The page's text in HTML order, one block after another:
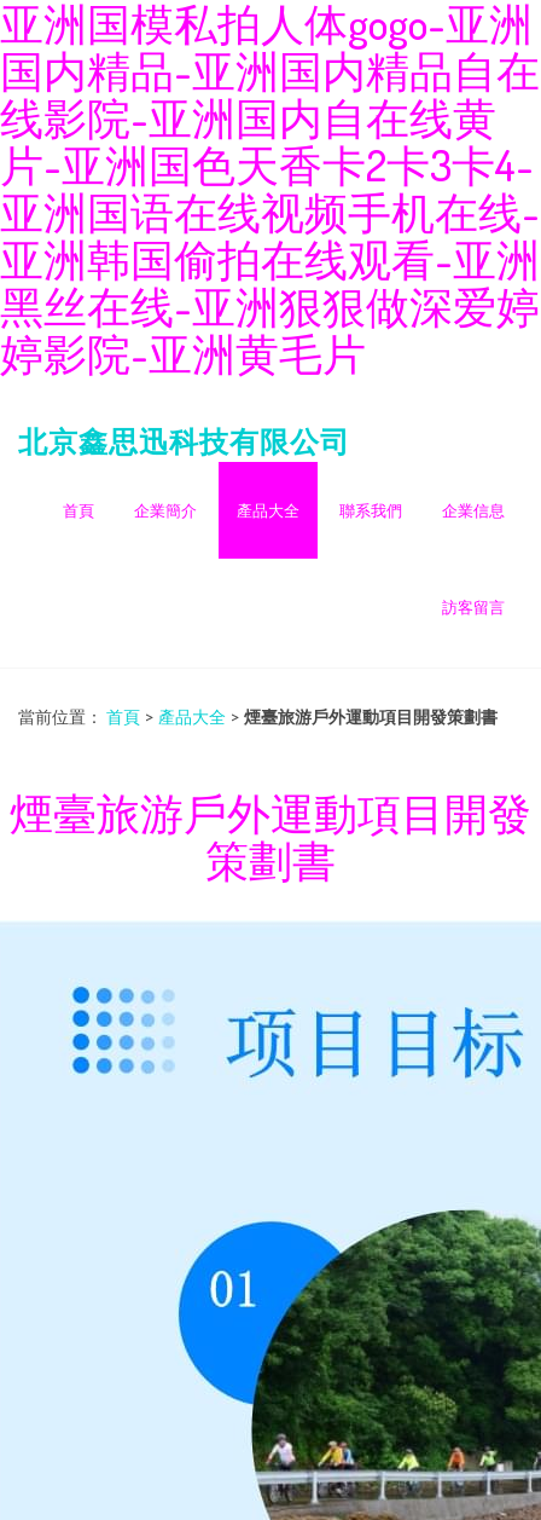
亚洲国模私拍人体gogo-亚洲
国内精品-亚洲国内精品自在
线影院-亚洲国内自在线黄
片-亚洲国色天香卡2卡3卡4-
亚洲国语在线视频手机在线-
亚洲韩国偷拍在线观看-亚洲
黑丝在线-亚洲狠狠做深爱婷
婷影院-亚洲黄毛片
北京鑫思迅科技有限公司
首頁 企業簡介 產品大全 聯系我們 企業信息
訪客留言
當前位置： 首頁 > 產品大全 > 煙臺旅游戶外運動項目開發策劃書
煙臺旅游戶外運動項目開發
策劃書